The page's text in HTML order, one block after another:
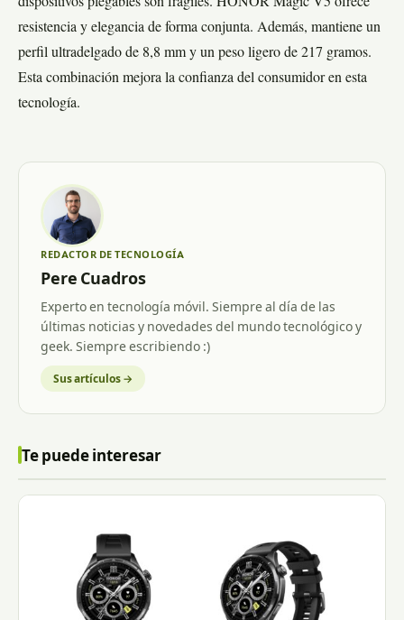
resistencia y elegancia de forma conjunta. Además, mantiene un
perfil ultradelgado de 8,8 mm y un peso ligero de 217 gramos.
Esta combinación mejora la confianza del consumidor en esta
tecnología.
REDACTOR DE TECNOLOGÍA
Pere Cuadros
Experto en tecnología móvil. Siempre al día de las
últimas noticias y novedades del mundo tecnológico y
geek. Siempre escribiendo :)
Sus artículos →
Te puede interesar